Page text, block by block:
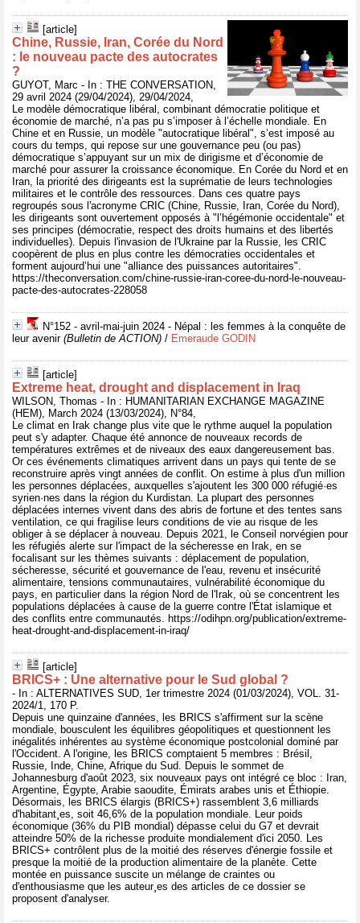
[article]
Chine, Russie, Iran, Corée du Nord
: le nouveau pacte des autocrates
?
GUYOT, Marc - In : THE CONVERSATION,
29 avril 2024 (29/04/2024), 29/04/2024,
Le modèle démocratique libéral, combinant démocratie politique et
économie de marché, n’a pas pu s’imposer à l’échelle mondiale. En
Chine et en Russie, un modèle "autocratique libéral", s’est imposé au
cours du temps, qui repose sur une gouvernance peu (ou pas)
démocratique s’appuyant sur un mix de dirigisme et d’économie de
marché pour assurer la croissance économique. En Corée du Nord et en
Iran, la priorité des dirigeants est la suprématie de leurs technologies
militaires et le contrôle des ressources. Dans ces quatre pays
regroupés sous l'acronyme CRIC (Chine, Russie, Iran, Corée du Nord),
les dirigeants sont ouvertement opposés à "l’hégémonie occidentale" et
ses principes (démocratie, respect des droits humains et des libertés
individuelles). Depuis l'invasion de l'Ukraine par la Russie, les CRIC
coopèrent de plus en plus contre les démocraties occidentales et
forment aujourd’hui une "alliance des puissances autoritaires".
https://theconversation.com/chine-russie-iran-coree-du-nord-le-nouveau-
pacte-des-autocrates-228058
N°152 - avril-mai-juin 2024 - Népal : les femmes à la conquête de
leur avenir(Bulletin de ACTION) / Emeraude GODIN
[article]
Extreme heat, drought and displacement in Iraq
WILSON, Thomas - In : HUMANITARIAN EXCHANGE MAGAZINE
(HEM), March 2024 (13/03/2024), N°84,
Le climat en Irak change plus vite que le rythme auquel la population
peut s'y adapter. Chaque été annonce de nouveaux records de
températures extrêmes et de niveaux des eaux dangereusement bas.
Or ces événements climatiques arrivent dans un pays qui tente de se
reconstruire après vingt années de conflit. On estime à plus d'un million
les personnes déplacées, auxquelles s'ajoutent les 300 000 réfugié·es
syrien·nes dans la région du Kurdistan. La plupart des personnes
déplacées internes vivent dans des abris de fortune et des tentes sans
ventilation, ce qui fragilise leurs conditions de vie au risque de les
obliger à se déplacer à nouveau. Depuis 2021, le Conseil norvégien pour
les réfugiés alerte sur l'impact de la sécheresse en Irak, en se
focalisant sur les thèmes suivants : déplacement de population,
sécheresse, sécurité et gouvernance de l'eau, revenu et insécurité
alimentaire, tensions communautaires, vulnérabilité économique du
pays, en particulier dans la région Nord de l'Irak, où se concentrent les
populations déplacées à cause de la guerre contre l'État islamique et
des conflits entre communautés. https://odihpn.org/publication/extreme-
heat-drought-and-displacement-in-iraq/
[article]
BRICS+ : Une alternative pour le Sud global ?
- In : ALTERNATIVES SUD, 1er trimestre 2024 (01/03/2024), VOL. 31-
2024/1, 170 P.
Depuis une quinzaine d'années, les BRICS s'affirment sur la scène
mondiale, bousculent les équilibres géopolitiques et questionnent les
inégalités inhérentes au système économique postcolonial dominé par
l'Occident. A l'origine, les BRICS comptaient 5 membres : Brésil,
Russie, Inde, Chine, Afrique du Sud. Depuis le sommet de
Johannesburg d'août 2023, six nouveaux pays ont intégré ce bloc : Iran,
Argentine, Égypte, Arabie saoudite, Émirats arabes unis et Éthiopie.
Désormais, les BRICS élargis (BRICS+) rassemblent 3,6 milliards
d'habitant¸es, soit 46,6% de la population mondiale. Leur poids
économique (36% du PIB mondial) dépasse celui du G7 et devrait
atteindre 50% de la richesse produite mondialement d'ici 2050. Les
BRICS+ contrôlent plus de la moitié des réserves d'énergie fossile et
presque la moitié de la production alimentaire de la planète. Cette
montée en puissance suscite un mélange de craintes ou
d'enthousiasme que les auteur¸es des articles de ce dossier se
proposent d'analyser.